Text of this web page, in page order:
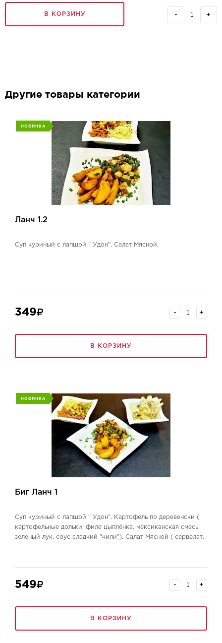
В КОРЗИНУ - +
Другие товары категории
НОВИНКА
Ланч 1.2
Суп куриный с лапшой " Удон". Салат Мясной.
349 - +
В КОРЗИНУ
НОВИНКА
Биг Ланч 1
Суп куриный с лапшой " Удон", Картофель по деревенски (
картофельные дольки, филе цыплёнка, мексиканская смесь,
зеленый лук, соус сладкий "чили"). Салат Мясной ( сервелат,
549 - +
В КОРЗИНУ